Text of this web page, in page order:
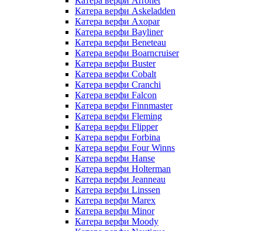
Катера верфи Askeladden
Катера верфи Axopar
Катера верфи Bayliner
Катера верфи Beneteau
Катера верфи Boarncruiser
Катера верфи Buster
Катера верфи Cobalt
Катера верфи Cranchi
Катера верфи Falcon
Катера верфи Finnmaster
Катера верфи Fleming
Катера верфи Flipper
Катера верфи Forbina
Катера верфи Four Winns
Катера верфи Hanse
Катера верфи Holterman
Катера верфи Jeanneau
Катера верфи Linssen
Катера верфи Marex
Катера верфи Minor
Катера верфи Moody